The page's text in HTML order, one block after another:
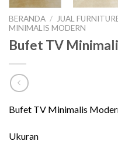
BERANDA / JUAL
MINIMALIS MODERN
Bufet TV
Bufet TV Minimalis
Ukuran